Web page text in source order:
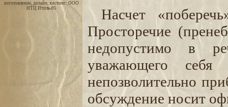
изготовление, дизайн, хостинг: ООО
НТЦ Итиль-95
Насчет
Просторечие
недопустимо в
уважающего
непозволительно
обсуждение носит